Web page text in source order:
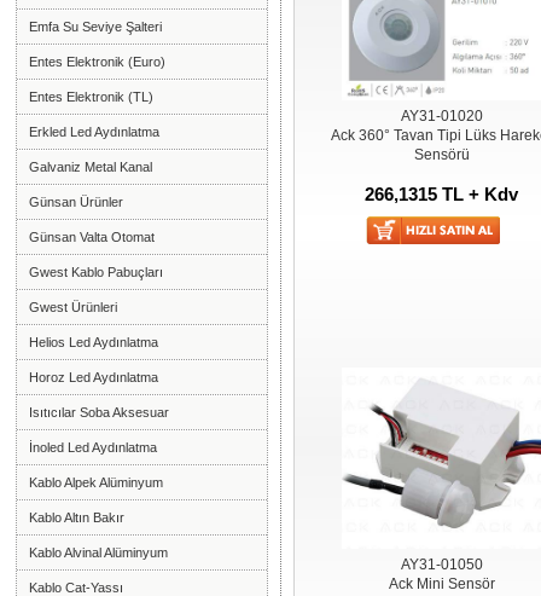
Emfa Su Seviye Şalteri
Entes Elektronik (Euro)
Entes Elektronik (TL)
Erkled Led Aydınlatma
Galvaniz Metal Kanal
Günsan Ürünler
Günsan Valta Otomat
Gwest Kablo Pabuçları
Gwest Ürünleri
Helios Led Aydınlatma
Horoz Led Aydınlatma
Isıtıcılar Soba Aksesuar
İnoled Led Aydınlatma
Kablo Alpek Alüminyum
Kablo Altın Bakır
Kablo Alvinal Alüminyum
Kablo Cat-Yassı
AY31-01020
Ack 360° Tavan Tipi Lüks
Sensörü
266,1315 TL + Kdv
AY31-01050
Ack Mini Sensör